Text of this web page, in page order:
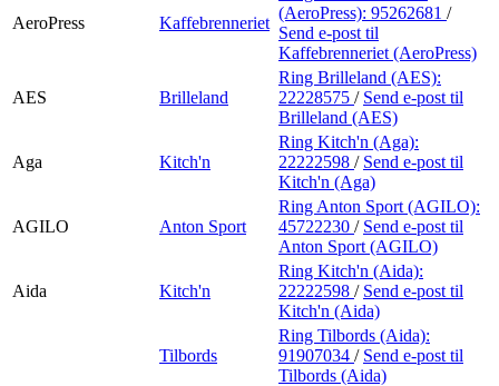
AeroPress Kaffebrenneriet
(AeroPress): 95262681 /
Send e-post til
Kaffebrenneriet (AeroPress)
AES Brilleland
Ring Brilleland (AES):
22228575 / Send e-post til
Brilleland (AES)
Aga Kitch'n
Ring Kitch'n (Aga):
22222598 / Send e-post til
Kitch'n (Aga)
AGILO Anton Sport
Ring Anton Sport (AGILO):
45722230 / Send e-post til
Anton Sport (AGILO)
Aida Kitch'n
Ring Kitch'n (Aida):
22222598 / Send e-post til
Kitch'n (Aida)
Tilbords
Ring Tilbords (Aida):
91907034 / Send e-post til
Tilbords (Aida)